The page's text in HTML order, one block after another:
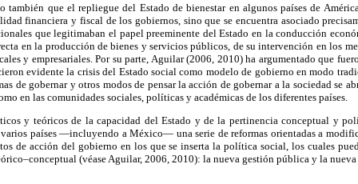
también que el repliegue del Estado de bienestar en algunos países de
financiera y fiscal de los gobiernos, sino que se encuentra asociado
que legitimaban el papel preeminente del Estado en la conducción
en la producción de bienes y servicios públicos, de su intervención en los
y empresariales. Por su parte, Aguilar (2006, 2010) ha argumentado que
evidente la crisis del Estado social como modelo de gobierno en modo
de gobernar y otros modos de pensar la acción de gobernar a la sociedad se
en las comunidades sociales, políticas y académicas de los diferentes países.
y teóricos de la capacidad del Estado y de la pertinencia conceptual y
países —incluyendo a México— una serie de reformas orientadas a
de acción del gobierno en los que se inserta la política social, los cuales
(véase Aguilar, 2006, 2010): la nueva gestión pública y la nueva